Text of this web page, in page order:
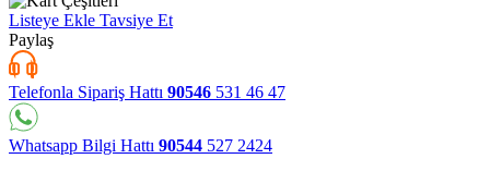
Listeye Ekle Tavsiye Et
Paylaş
Telefonla Sipariş Hattı 90546 531 46 47
Whatsapp Bilgi Hattı 90544 527 2424